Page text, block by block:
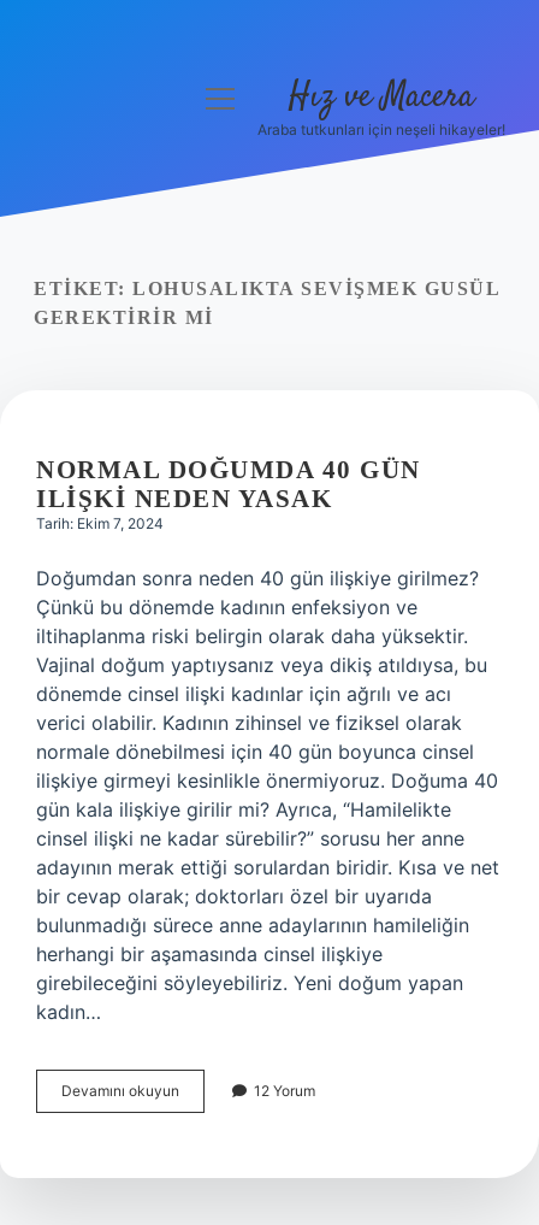
Yasal Uyarı
menüyü
Hız ve Macera
Araba tutkunları için neşeli hikayeler!
ETIKET: LOHUSALIKTA SEVIŞMEK GUSÜL
GEREKTIRIR MI
NORMAL DOĞUMDA 40 GÜN
ILIŞKI NEDEN YASAK
Tarih: Ekim 7, 2024
Doğumdan sonra neden 40 gün ilişkiye girilmez?
Çünkü bu dönemde kadının enfeksiyon ve
iltihaplanma riski belirgin olarak daha yüksektir.
Vajinal doğum yaptıysanız veya dikiş atıldıysa, bu
dönemde cinsel ilişki kadınlar için ağrılı ve acı
verici olabilir. Kadının zihinsel ve fiziksel olarak
normale dönebilmesi için 40 gün boyunca cinsel
ilişkiye girmeyi kesinlikle önermiyoruz. Doğuma 40
gün kala ilişkiye girilir mi? Ayrıca, “Hamilelikte
cinsel ilişki ne kadar sürebilir?” sorusu her anne
adayının merak ettiği sorulardan biridir. Kısa ve net
bir cevap olarak; doktorları özel bir uyarıda
bulunmadığı sürece anne adaylarının hamileliğin
herhangi bir aşamasında cinsel ilişkiye
girebileceğini söyleyebiliriz. Yeni doğum yapan
kadın…
Devamını okuyun
Doğumda
Ilişki
12 Yorum